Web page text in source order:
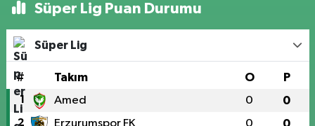
Süper Lig Puan Durumu
Süper Lig
# Takım O P
1 Amed 0 0
2 Erzurumspor FK 0 0